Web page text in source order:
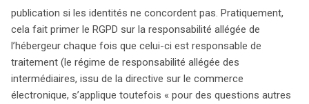
cas de Russmedia Digital, une annonce mensongère
impliquant des données personnelles a conduit à des
poursuites judiciaires. La Cour a statué que les places de
marché en ligne, en tant que responsables de traitement,
doivent vérifier l’identité des utilisateurs postant des
annonces contenant des données sensibles, telles que
publication si les identités ne concordent pas. Pratiquement,
cela fait primer le RGPD sur la responsabilité allégée de
l’hébergeur chaque fois que celui-ci est responsable de
traitement (le régime de responsabilité allégée des
intermédiaires, issu de la directive sur le commerce
électronique, s’applique toutefois « pour des questions autres